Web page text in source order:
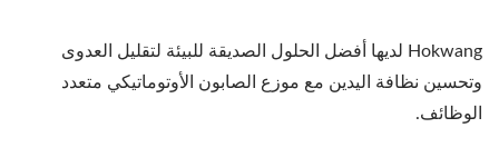
Hokwang لديها أفضل الحلول الصديقة للبيئة لتقليل العدوى
وتحسين نظافة اليدين مع موزع الصابون الأوتوماتيكي متعدد
الوظائف.